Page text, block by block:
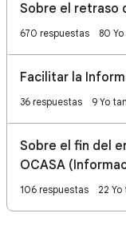
Sobre el retraso
670 respuestas 80
Facilitar la
36 respuestas 9 Yo
Sobre el fin del
OCASA
106 respuestas 22